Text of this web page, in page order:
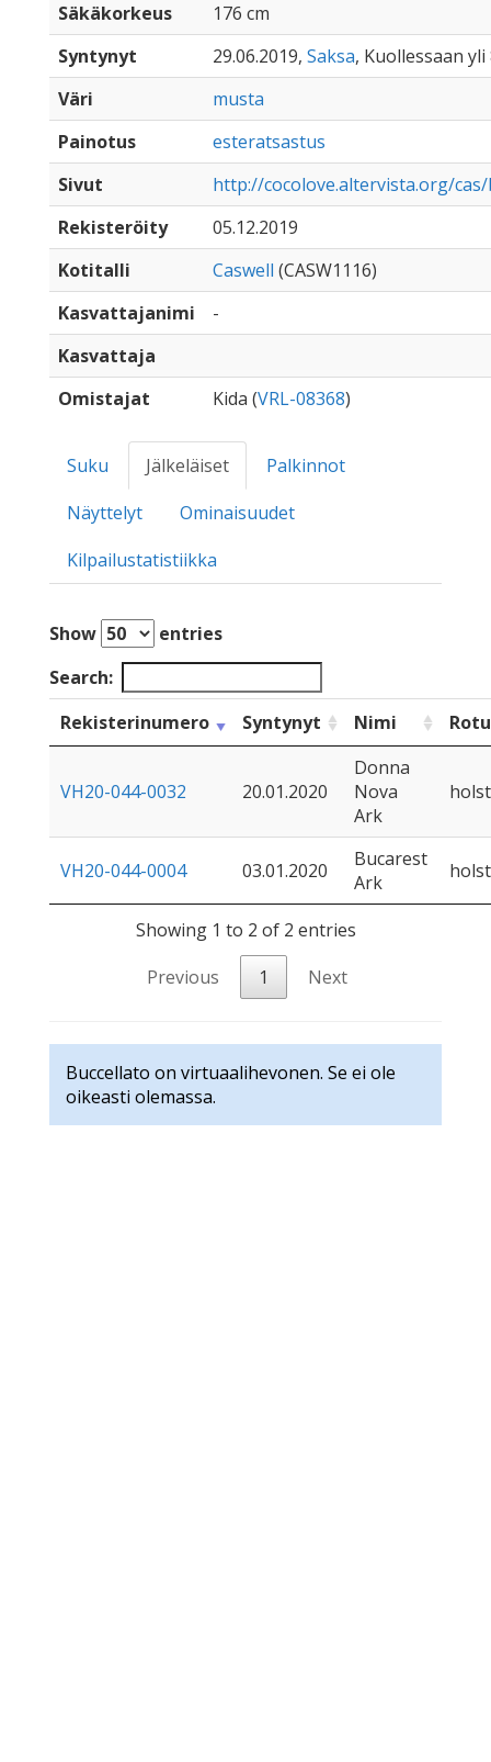
Säkäkorkeus
176 cm
Syntynyt
29.06.2019, Saksa, Kuollessaan yli
Väri
musta
Painotus
esteratsastus
Sivut
http://cocolove.altervista.org/
Rekisteröity
05.12.2019
Kotitalli
Caswell (CASW1116)
Kasvattajanimi
-
Kasvattaja
Omistajat
Kida (VRL-08368)
Suku Jälkeläiset
Palkinnot
Näyttelyt
Ominaisuudet
Kilpailustatistiikka
Show
entries
Search:
Rekisterinumero
Syntynyt Nimi Rotu
VH20-044-0032 20.01.2020
Donna
Nova
Ark
holst
VH20-044-0004 03.01.2020
Bucarest
Ark
holst
Showing 1 to 2 of 2 entries
Previous
1 Next
Buccellato on virtuaalihevonen. Se ei ole
oikeasti olemassa.